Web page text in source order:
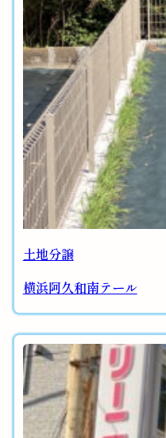
土地分譲
横浜阿久和南テール